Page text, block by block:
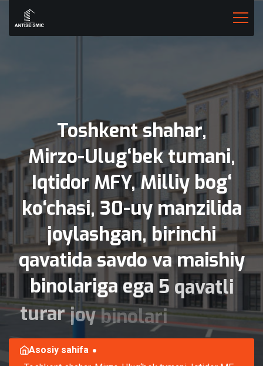
Toshkentshahar,
Mirzo-Ulug‘bektumani,
Iqtidor MFY,Milliy bog‘
ko‘chasi, 30-uy manzilida
joylashgan, birinchi
qavatidasavdova maishiy
binolariga ega 5 qavatli
turarjoybinolari
Asosiy sahifa